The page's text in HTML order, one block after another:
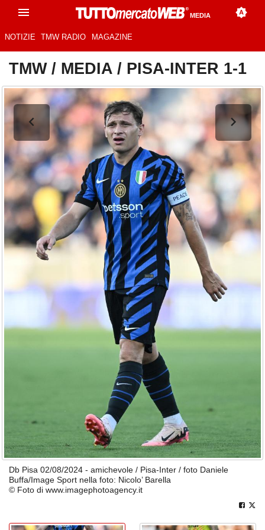
MEDIA
NOTIZIE TMW RADIO MAGAZINE
TMW/ MEDIA / PISA-INTER 1-1
Db Pisa 02/08/2024 - amichevole / Pisa-Inter / foto Daniele
Buffa/Image Sport nella foto: Nicolo’ Barella
© Foto di www.imagephotoagency.it